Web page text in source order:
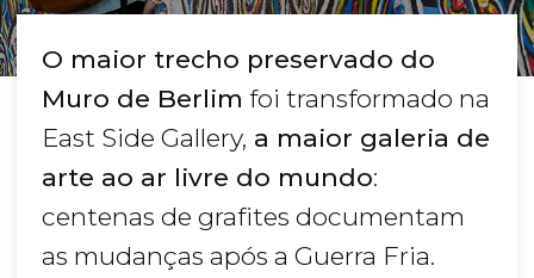
O maior trecho preservado do
Muro de Berlim foi transformado na
East Side Gallery, a maior galeria de
arte ao ar livre do mundo:
centenas de grafites documentam
as mudanças após a Guerra Fria.